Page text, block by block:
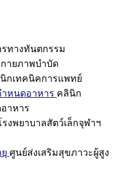
รทางทันตกรรม
ายภาพบำบัด
กเทคนิคการแพทย์
หนดอาหาร คลินิก
าหาร
รงพยาบาลสัตว์เล็กจุฬาฯ
ศูนย์ส่งเสริมสุขภาวะผู้สูง